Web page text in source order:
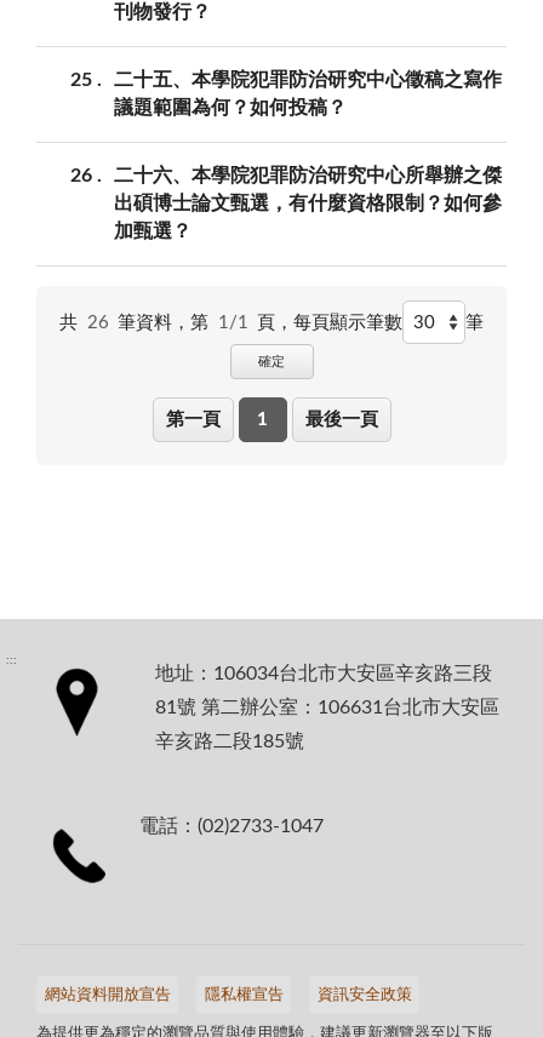
刊物發行？
25
二十五、本學院犯罪防治研究中心徵稿之寫作
議題範圍為何？如何投稿？
26
二十六、本學院犯罪防治研究中心所舉辦之傑
出碩博士論文甄選，有什麼資格限制？如何參
加甄選？
共 26 筆資料，第 1/1 頁，每頁顯示筆數 筆
確定
第一頁 1 最後一頁
:::
地址：106034台北市大安區辛亥路三段
81號 第二辦公室：106631台北市大安區
辛亥路二段185號
電話：(02)2733-1047
網站資料開放宣告 隱私權宣告 資訊安全政策
為提供更為穩定的瀏覽品質與使用體驗，建議更新瀏覽器至以下版